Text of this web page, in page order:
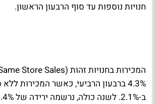
חנויות נוספות עד סוף הרבעון הראשון.
4.3% ברבעון הרביעי, כאשר המכירות ללא